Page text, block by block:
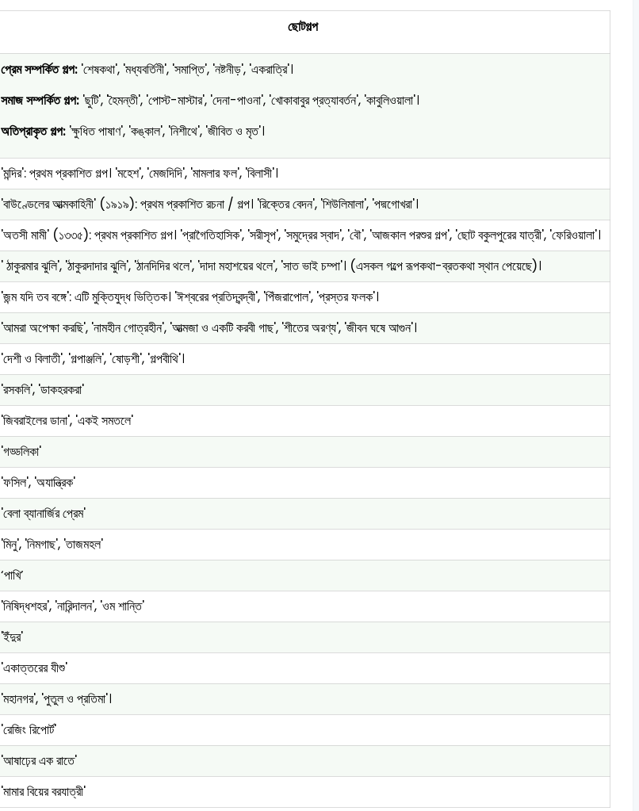
ছোটগল্প
প্রেম সম্পর্কিত গল্প: 'শেষকথা', 'মধ্যবর্তিনী', 'সমাপ্তি', 'নষ্টনীড়', 'একরাত্রি'।
সমাজ সম্পর্কিত গল্প: 'ছুটি', 'হৈমন্তী', 'পোস্ট-মাস্টার', 'দেনা-পাওনা', 'খোকাবাবুর প্রত্যাবর্তন', 'কাবুলিওয়ালা'।
অতিপ্রাকৃত গল্প: 'ক্ষুধিত পাষাণ', 'কঙ্কাল', 'নিশীথে', 'জীবিত ও মৃত'।
'মন্দির': প্রথম প্রকাশিত গল্প। 'মহেশ', 'মেজদিদি', 'মামলার ফল', 'বিলাসী'।
'বাউণ্ডেলের আত্মকাহিনী' (১৯১৯): প্রথম প্রকাশিত রচনা / গল্প। 'রিক্তের বেদন', 'শিউলিমালা', 'পদ্মগোখরা'।
'অতসী মামী' (১৩৩৫): প্রথম প্রকাশিত গল্প। 'প্রাগৈতিহাসিক', 'সরীসৃপ', 'সমুদ্রের স্বাদ', 'বৌ', 'আজকাল পরশুর গল্প', 'ছোট বকুলপুরের যাত্রী', 'ফেরিওয়ালা'।
' ঠাকুরমার ঝুলি', 'ঠাকুরদাদার ঝুলি', 'ঠানদিদির থলে', 'দাদা মহাশয়ের থলে', 'সাত ভাই চম্পা'। (এসকল গল্পে রূপকথা-ব্রতকথা স্থান পেয়েছে)।
'জন্ম যদি তব বঙ্গে': এটি মুক্তিযুদ্ধ ভিত্তিক। 'ঈশ্বরের প্রতিদ্বন্দ্বী', 'পিঁজরাপোল', 'প্রস্তর ফলক'।
'আমরা অপেক্ষা করছি', 'নামহীন গোত্রহীন', 'আত্মজা ও একটি করবী গাছ', 'শীতের অরণ্য', 'জীবন ঘষে আগুন'।
'দেশী ও বিলাতী', 'গল্পাঞ্জলি', 'ষোড়শী', 'গল্পবীথি'।
'রসকলি', 'ডাকহরকরা'
'জিবরাইলের ডানা', 'একই সমতলে'
'গড্ডলিকা'
'ফসিল', 'অযান্ত্রিক'
'বেলা ব্যানার্জির প্রেম'
'মিনু', 'নিমগাছ', 'তাজমহল'
‘পাখি’
'নিষিদ্ধশহর', 'নারিন্দালন', 'ওম শান্তি'
'ইঁদুর'
'একাত্তরের যীশু'
'মহানগর', 'পুতুল ও প্রতিমা'।
'রেজিং রিপোর্ট'
'আষাঢ়ের এক রাতে'
'মামার বিয়ের বরযাত্রী'